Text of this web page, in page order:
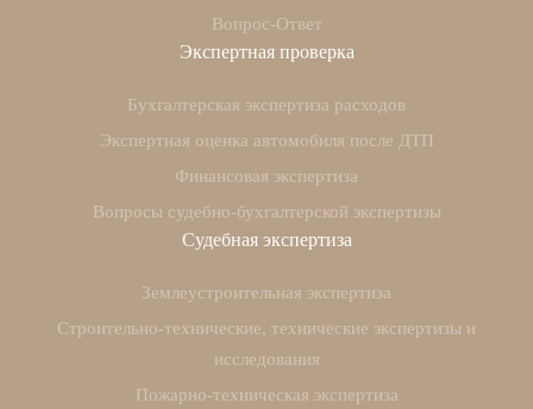
Вопрос-Ответ
Экспертная проверка
Бухгалтерская экспертиза расходов
Экспертная оценка автомобиля после ДТП
Финансовая экспертиза
Вопросы судебно-бухгалтерской экспертизы
Судебная экспертиза
Землеустроительная экспертиза
Строительно-технические, технические экспертизы и
исследования
Пожарно-техническая экспертиза